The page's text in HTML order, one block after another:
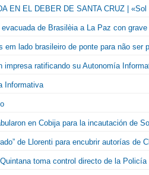
EN EL DEBER DE SANTA CRUZ |
de Brasilèia a La Paz con
em lado brasileiro de ponte para não ser
impresa ratificando su Autonomía
Informativa
en Cobija para la incautación de
de Llorenti para encubrir autorías de
toma control directo de la Policía